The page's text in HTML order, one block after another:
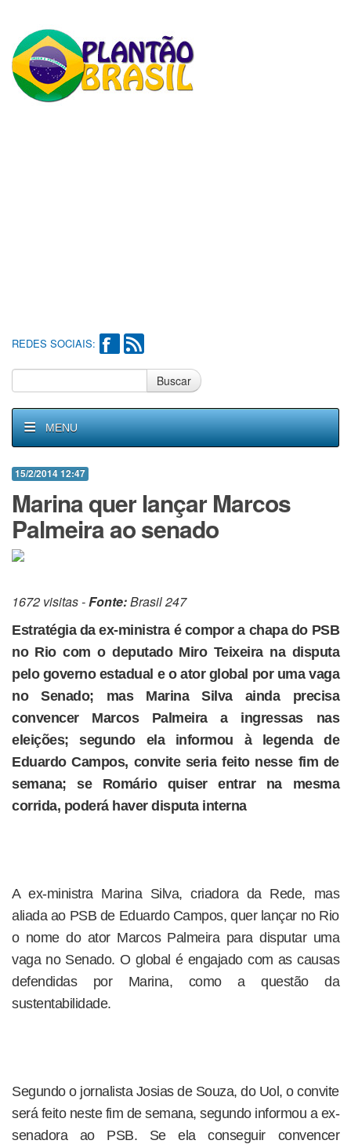
REDES SOCIAIS:
Buscar
MENU
15/2/2014 12:47
Marina quer lançar Marcos
Palmeira ao senado
1672 visitas -Fonte:Brasil 247
Estratégia da ex-ministra é compor a chapa do PSB
no Rio com o deputado Miro Teixeira na disputa
pelo governo estadual e o ator global por uma vaga
no Senado; mas Marina Silva ainda precisa
convencer Marcos Palmeira a ingressas nas
eleições; segundo ela informou à legenda de
Eduardo Campos, convite seria feito nesse fim de
semana; se Romário quiser entrar na mesma
corrida, poderá haver disputa interna
A ex-ministra Marina Silva, criadora da Rede, mas
aliada ao PSB de Eduardo Campos, quer lançar no Rio
o nome do ator Marcos Palmeira para disputar uma
vaga no Senado. O global é engajado com as causas
defendidas por Marina, como a questão da
sustentabilidade.
Segundo o jornalista Josias de Souza, do Uol, o convite
será feito neste fim de semana, segundo informou a ex-
senadora ao PSB. Se ela conseguir convencer